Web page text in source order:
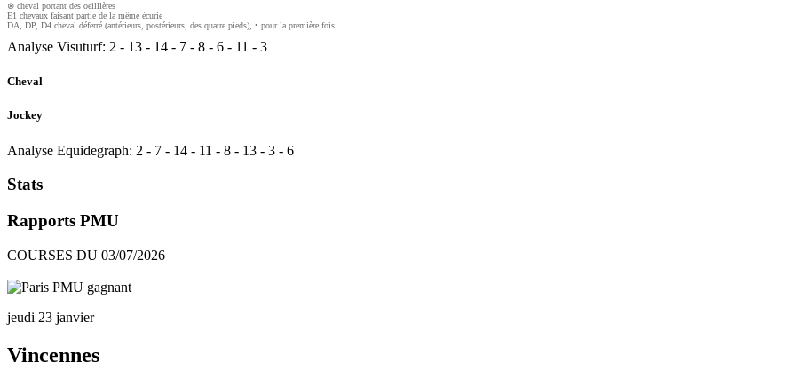
⊗ cheval portant des oeilllères
E1 chevaux faisant partie de la même écurie
DA, DP, D4 cheval déferré (antérieurs, postérieurs, des quatre pieds), • pour la première fois.
Analyse Visuturf: 2 - 13 - 14 - 7 - 8 - 6 - 11 - 3
Cheval
Jockey
Analyse Equidegraph: 2 - 7 - 14 - 11 - 8 - 13 - 3 - 6
Stats
Rapports PMU
COURSES DU 03/07/2026
jeudi 23 janvier
Vincennes